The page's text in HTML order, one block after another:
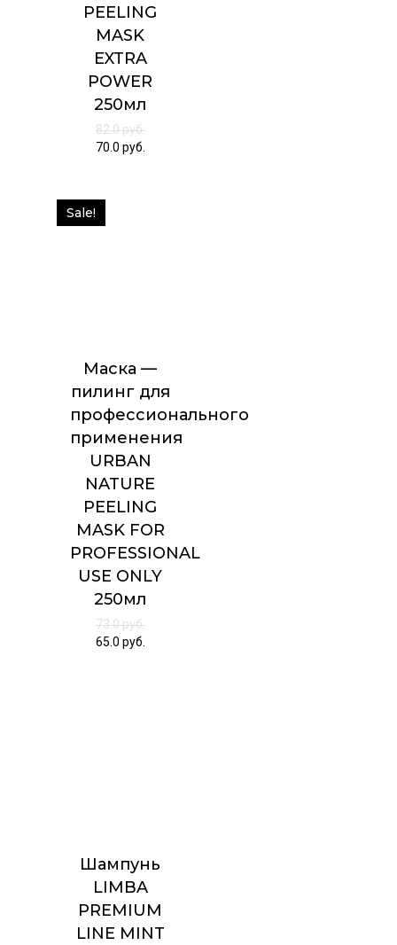
PEELING
MASK
EXTRA
POWER
250мл
82.0руб.
70.0 руб.
Sale!
Маска —
пилинг для
профессионального
применения
URBAN
NATURE
PEELING
MASK FOR
PROFESSIONAL
USE ONLY
250мл
73.0руб.
65.0 руб.
Шампунь
LIMBA
PREMIUM
LINE MINT